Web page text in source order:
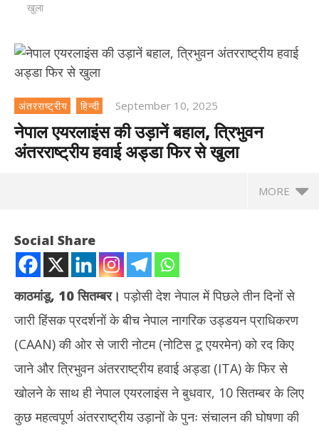
खुला
अंतरराष्ट्रीय हिन्दी September 10, 2025
नेपाल एयरलाइंस की उड़ानें बहाल, त्रिभुवन
अंतरराष्ट्रीय हवाई अड्डा फिर से खुला
MORE
नेपाल एयरलाइंस की उड़ानें बहाल, त्रिभुवन अंतरराष्ट्रीय हवाई अड्डा फिर से खुला
September
10, 2025
Social Share
काठमांडू, 10 सितम्बर। पड़ोसी देश नेपाल में पिछले तीन दिनों से
जारी हिंसक प्रदर्शनों के बीच नेपाल नागरिक उड्डयन प्राधिकरण
(CAAN) की ओर से जारी नोटम (नोटिस टू एयरमेन) को रद किए
जाने और त्रिभुवन अंतरराष्ट्रीय हवाई अड्डा (ITA) के फिर से
खोलने के साथ ही नेपाल एयरलाइंस ने बुधवार, 10 सितम्बर के लिए
कुछ महत्वपूर्ण अंतरराष्ट्रीय उड़ानों के पुनः संचालन की घोषणा की